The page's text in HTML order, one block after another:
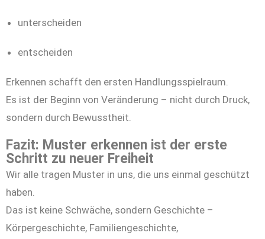
unterscheiden
entscheiden
Erkennen schafft den ersten Handlungsspielraum.
Es ist der Beginn von Veränderung – nicht durch Druck,
sondern durch Bewusstheit.
Fazit: Muster erkennen ist der erste
Schritt zu neuer Freiheit
Wir alle tragen Muster in uns, die uns einmal geschützt
haben.
Das ist keine Schwäche, sondern Geschichte –
Körpergeschichte, Familiengeschichte,